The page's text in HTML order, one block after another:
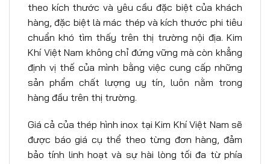
theo kích thước và yêu cầu đặc biệt của khách
hàng, đặc biệt là mác thép và kích thước phi tiêu
chuẩn khó tìm thấy trên thị trường nội địa. Kim
Khí Việt Nam không chỉ đứng vững mà còn khẳng
định vị thế của mình bằng việc cung cấp những
sản phẩm chất lượng uy tín, luôn nằm trong
hàng đầu trên thị trường.
Giá cả của thép hình inox tại Kim Khí Việt Nam sẽ
được báo giá cụ thể theo từng đơn hàng, đảm
bảo tính linh hoạt và sự hài lòng tối đa từ phía